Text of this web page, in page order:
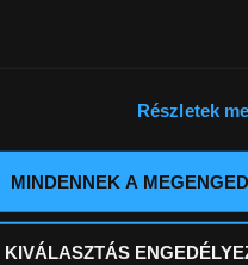
Részletek
MINDENNEK A
KIVÁLASZTÁS
a